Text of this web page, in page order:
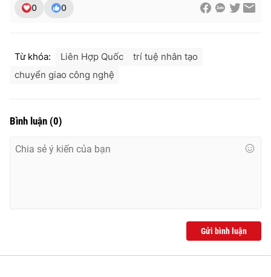
Email:toasoan@vtv.vn
0 0
Từ khóa: Liên Hợp Quốc
trí tuệ nhân tạo
chuyển giao công nghệ
Bình luận (0)
Gửi bình luận